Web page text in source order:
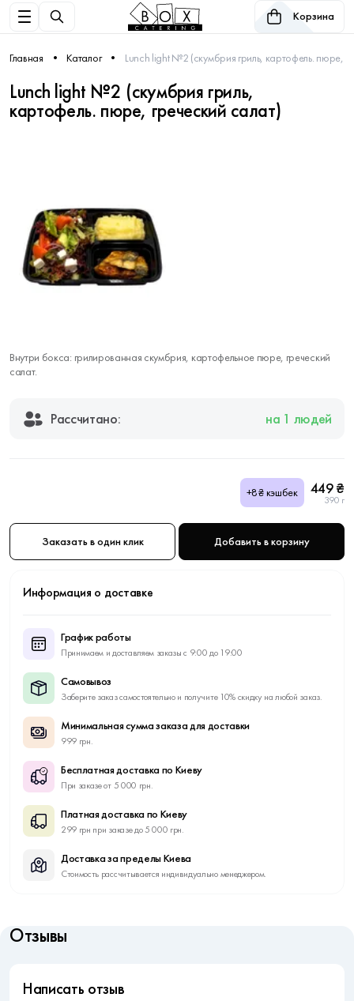
Корзина
Главная Каталог Lunch light №2 (скумбрия гриль, картофель. пюре,
Lunch light №2 (скумбрия гриль,
картофель. пюре, греческий салат)
Внутри бокса: грилированная скумбрия, картофельное пюре, греческий
салат.
Рассчитано: на 1 людей
+8₴ кэшбек 449 ₴
390 г
Заказать в один клик Добавить в корзину
Информация о доставке
График работы
Принимаем и доставляем заказы с 9:00 до 19:00
Самовывоз
Заберите заказ самостоятельно и получите 10% скидку на любой заказ.
Минимальная сумма заказа для доставки
999 грн.
Бесплатная доставка по Киеву
При заказе от 5 000 грн.
Платная доставка по Киеву
299 грн при заказе до 5 000 грн.
Доставка за пределы Киева
Стоимость рассчитывается индивидуально менеджером.
Отзывы
Написать отзыв